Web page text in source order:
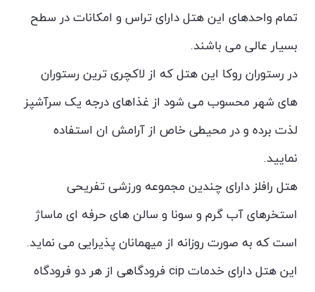
تمام واحدهای این هتل دارای تراس و امکانات در سطح
بسیار عالی می باشند.
در رستوران روکا این هتل که از لاکچری ترین رستوران
های شهر محسوب می شود از غذاهای درجه یک سرآشپز
لذت برده و در محیطی خاص از آرامش ان استفاده
نمایید.
هتل رافلز دارای چندین مجموعه ورزشی تفریحی
استخرهای آب گرم و سونا و سالن های حرفه ای ماساژ
است که به صورت روزانه از میهمانان پذیرایی می نماید.
این هتل دارای خدمات cip فرودگاهی از هر دو فرودگاه